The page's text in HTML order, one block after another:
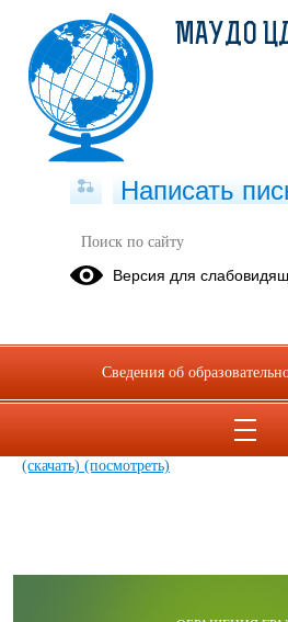
Режим занятий
Расписание занятий на второе
(скачать) (посмотреть)
МАУДО
Написать
Версия для
Сведения об